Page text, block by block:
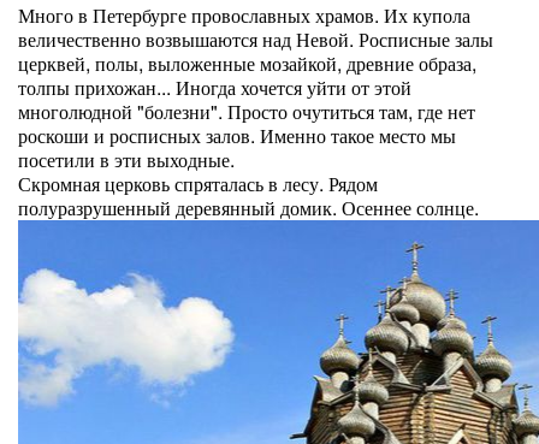
Много в Петербурге провославных храмов. Их купола
величественно возвышаются над Невой. Росписные залы
церквей, полы, выложенные мозайкой, древние образа,
толпы прихожан... Иногда хочется уйти от этой
многолюдной "болезни". Просто очутиться там, где нет
роскоши и росписных залов. Именно такое место мы
посетили в эти выходные.
Скромная церковь спряталась в лесу. Рядом
полуразрушенный деревянный домик. Осеннее солнце.